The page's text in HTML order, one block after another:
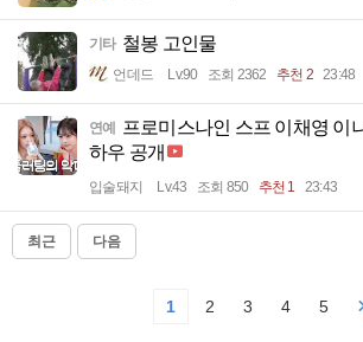
기타 철봉 고인물
언데드 Lv.90 조회 2362 추천 2 23:48
연예 프로미스나인 스프 이채영 이
하우 공개
입술돼지 Lv.43 조회 850 추천 1 23:43
최근 다음
1 2 3 4 5